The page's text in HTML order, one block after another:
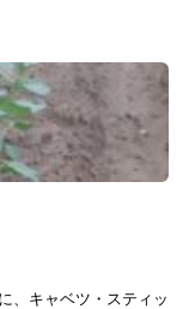
キャベツ・スティッ